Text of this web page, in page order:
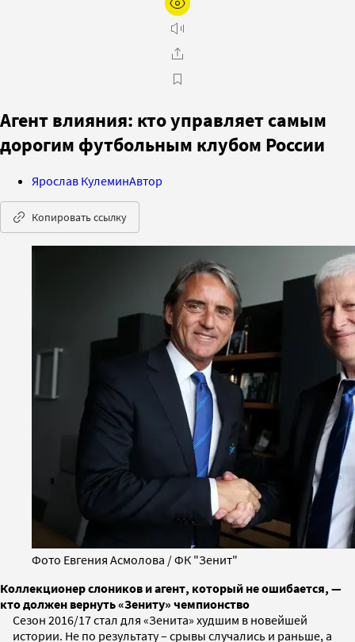
Агент влияния: кто управляет самым
дорогим футбольным клубом России
Ярослав КулеминАвтор
Копировать ссылку
Фото Евгения Асмолова / ФК "Зенит"
Коллекционер слоников и агент, который не ошибается, —
кто должен вернуть «Зениту» чемпионство
Сезон 2016/17 стал для «Зенита» худшим в новейшей
истории. Не по результату – срывы случались и раньше, а